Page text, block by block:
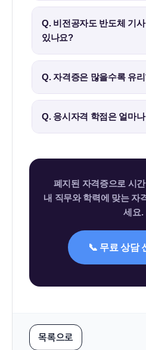
아니요. 반도체설계기사는
신규 취득이 불가능합니다.
사가 사실상 대체 자격증입
Q. 비전공자도 반도체 기
있나요?
가능합니다. 학점은행제로
41학점)을 이수하면 응시자
니다.
Q. 자격증은 많을수록 유
아닙니다. 지원 직무와 일치
다. 직무와 무관한 자격증을
Q. 응시자격 학점은 얼마
폐지된 자격증으로 시
내 직무와 학력에 맞는 자
세요.
📞 무료 상담
목록으로